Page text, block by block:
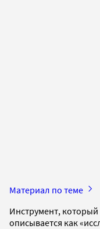
Материал по теме
Инструмент,
описывается как